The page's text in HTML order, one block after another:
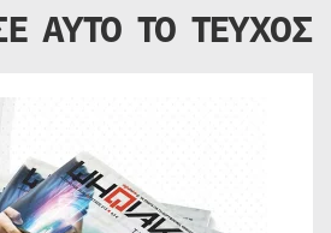
ΑΥΤΟ ΤΟ ΤΕΥΧΟΣ